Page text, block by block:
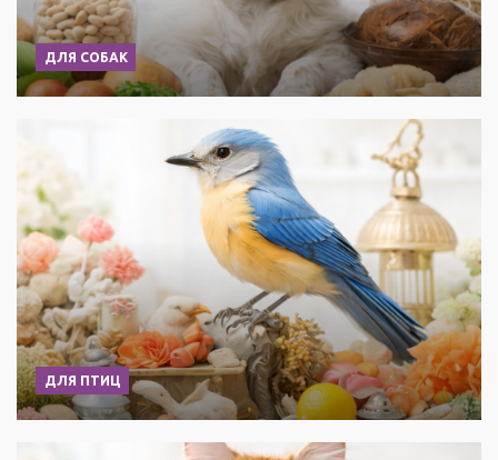
ДЛЯ СОБАК
ДЛЯ ПТИЦ